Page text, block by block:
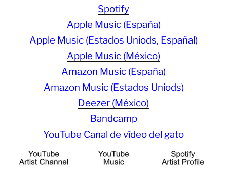
Spotify
Apple Music (España)
Apple Music (Estados Uniods, Españal)
Apple Music (México)
Amazon Music (España)
Amazon Music (Estados Uniods)
Deezer (México)
Bandcamp
YouTube Canal de vídeo del gato